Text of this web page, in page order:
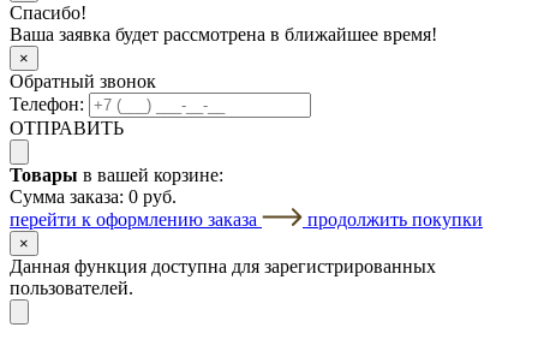
Спасибо!
Ваша заявка будет рассмотрена в ближайшее время!
×
Обратный звонок
Телефон:
ОТПРАВИТЬ
Товары в вашей корзине:
Сумма заказа: 0 руб.
перейти к оформлению заказа
продолжить покупки
×
Данная функция доступна для зарегистрированных
пользователей.